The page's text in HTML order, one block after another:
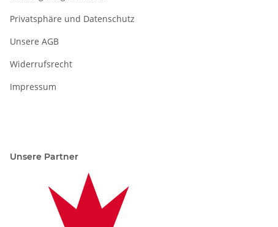
Privatsphäre und Datenschutz
Unsere AGB
Widerrufsrecht
Impressum
Unsere Partner